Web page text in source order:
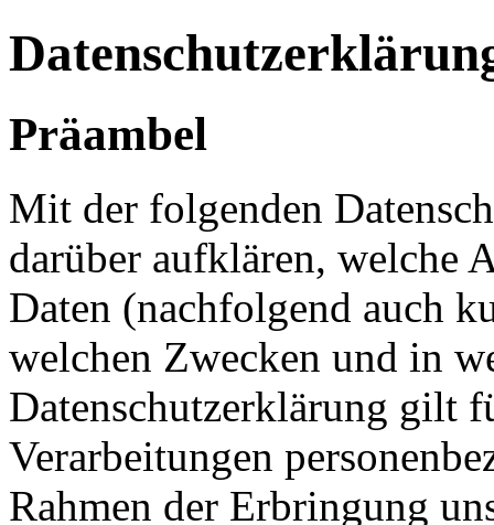
Präambel
Mit der folgenden
darüber aufklären, welche
Daten (nachfolgend auch
welchen Zwecken und in
Datenschutzerklärung gilt
Verarbeitungen
Rahmen der Erbringung